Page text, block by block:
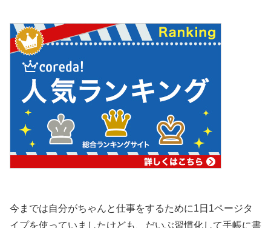
今までは自分がちゃんと仕事をするために1日1ページタ
イプを使っていましたけども、だいぶ習慣化して手帳に書